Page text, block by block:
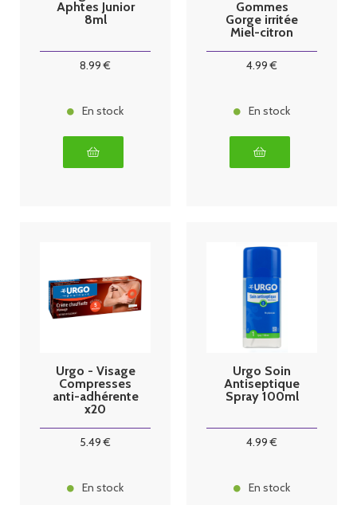
Aphtes Junior
8ml
8.99 €
En stock
Gommes
Gorge irritée
Miel-citron
4.99 €
En stock
Urgo - Visage
Compresses
anti-adhérente
x20
5.49 €
En stock
Urgo Soin
Antiseptique
Spray 100ml
4.99 €
En stock